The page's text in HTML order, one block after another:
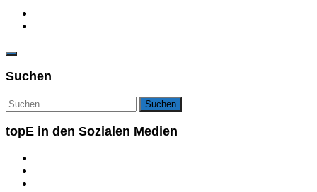
Suchen
Suchen
nach:
topE in den Sozialen Medien